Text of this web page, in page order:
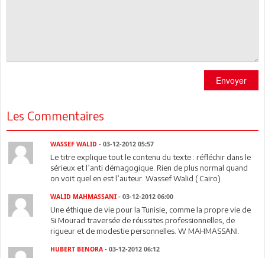
Envoyer
Les Commentaires
WASSEF WALID - 03-12-2012 05:57
Le titre explique tout le contenu du texte : réfléchir dans le
sérieux et l’anti démagogique. Rien de plus normal quand
on voit quel en est l’auteur. Wassef Walid ( Cairo)
WALID MAHMASSANI - 03-12-2012 06:00
Une éthique de vie pour la Tunisie, comme la propre vie de
Si Mourad traversée de réussites professionnelles, de
rigueur et de modestie personnelles. W MAHMASSANI.
HUBERT BENORA - 03-12-2012 06:12